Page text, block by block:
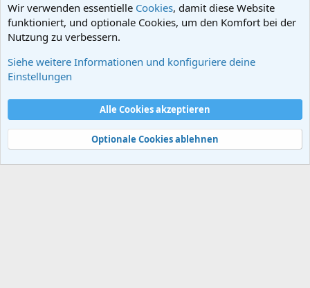
Archäologie
Nutzungsbedingungen
Datenschutz
Hilfe und Impressum
Start
R
S
Community platform by XenForo® © 2010-2024 XenForo Ltd.
Wir verwenden essentielle Cookies, damit diese Website
funktioniert, und optionale Cookies, um den Komfort bei der
Nutzung zu verbessern.
Siehe weitere Informationen und konfiguriere deine
Einstellungen
Alle Cookies akzeptieren
Optionale Cookies ablehnen